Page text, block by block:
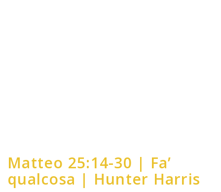
Matteo 25:14-30 | Fa’
qualcosa | Hunter Harris